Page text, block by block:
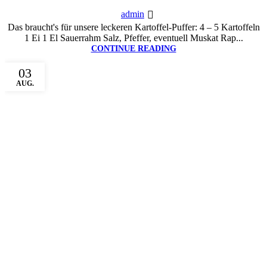
admin
Das braucht's für unsere leckeren Kartoffel-Puffer: 4 – 5 Kartoffeln
1 Ei 1 El Sauerrahm Salz, Pfeffer, eventuell Muskat Rap...
CONTINUE READING
03
AUG.